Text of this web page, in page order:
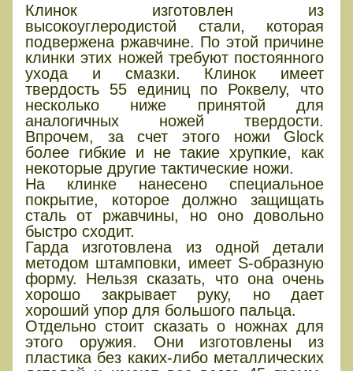
Клинок изготовлен из
высокоуглеродистой стали, которая
подвержена ржавчине. По этой причине
клинки этих ножей требуют постоянного
ухода и смазки. Клинок имеет
твердость 55 единиц по Роквелу, что
несколько ниже принятой для
аналогичных ножей твердости.
Впрочем, за счет этого ножи Glock
более гибкие и не такие хрупкие, как
некоторые другие тактические ножи.
На клинке нанесено специальное
покрытие, которое должно защищать
сталь от ржавчины, но оно довольно
быстро сходит.
Гарда изготовлена из одной детали
методом штамповки, имеет S-образную
форму. Нельзя сказать, что она очень
хорошо закрывает руку, но дает
хороший упор для большого пальца.
Отдельно стоит сказать о ножнах для
этого оружия. Они изготовлены из
пластика без каких-либо металлических